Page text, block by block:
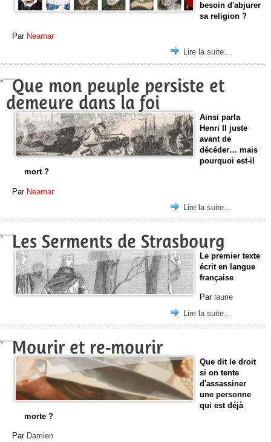
besoin d'abjurer
sa religion ?
Par Neamar
Lire la suite…
Que mon peuple persiste et
demeure dans la foi
Ainsi parla
Henri II juste
avant de
décéder… mais
pourquoi est-il
mort ?
Par Neamar
Lire la suite…
Les Serments de Strasbourg
Le premier texte
écrit en langue
française
Par laurie
Lire la suite…
Mourir et re-mourir
Que dit le droit
si on tente
d'assassiner
une personne
qui est déjà
morte ?
Par Damien